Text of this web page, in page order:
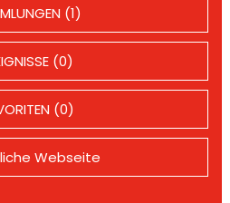
(1)
(0)
(0)
Webseite